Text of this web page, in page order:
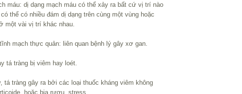
máu: dị dạng mạch máu có thể xảy ra bất cứ vị trí nào
thể có nhiều đám dị dạng trên cùng một vùng hoặc
một vài vị trí khác nhau.
mạch thực quản: liên quan bệnh lý gây xơ gan.
tá tràng bị viêm hay loét.
tá tràng gây ra bởi các loại thuốc kháng viêm không
hoặc bia rượu, stress…